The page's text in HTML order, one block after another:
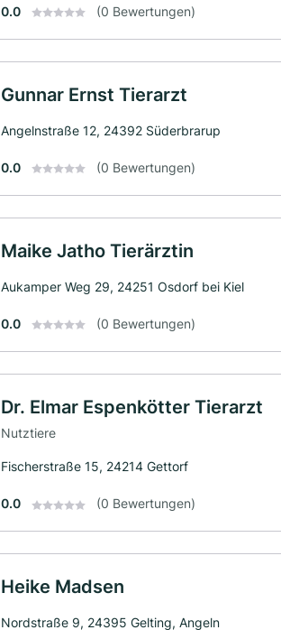
0.0 (0 Bewertungen)
Gunnar Ernst Tierarzt
Angelnstraße 12, 24392 Süderbrarup
0.0 (0 Bewertungen)
Maike Jatho Tierärztin
Aukamper Weg 29, 24251 Osdorf bei Kiel
0.0 (0 Bewertungen)
Dr. Elmar Espenkötter Tierarzt
Nutztiere
Fischerstraße 15, 24214 Gettorf
0.0 (0 Bewertungen)
Heike Madsen
Nordstraße 9, 24395 Gelting, Angeln